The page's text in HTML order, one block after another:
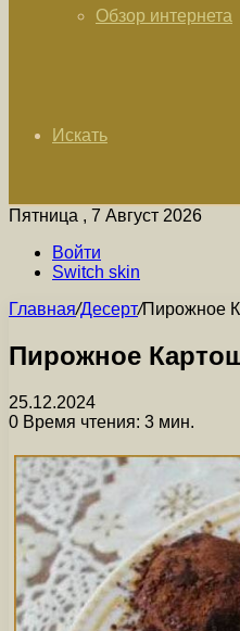
Обзор интернета
Искать
Пятница , 7 Август 2026
Войти
Switch skin
Главная/Десерт/Пирожное
Пирожное
25.12.2024
0 Время чтения: 3 мин.